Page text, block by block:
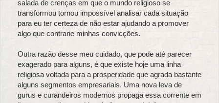
salada de crenças em que o mundo religioso se
transformou tornou impossível analisar cada situação
para eu ter certeza de não estar ajudando a promover
algo que contrarie minhas convicções.
Outra razão desse meu cuidado, que pode até parecer
exagerado para alguns, é que existe hoje uma linha
religiosa voltada para a prosperidade que agrada bastante
alguns segmentos empresariais. Uma nova leva de
gurus e curandeiros modernos propaga essa corrente em